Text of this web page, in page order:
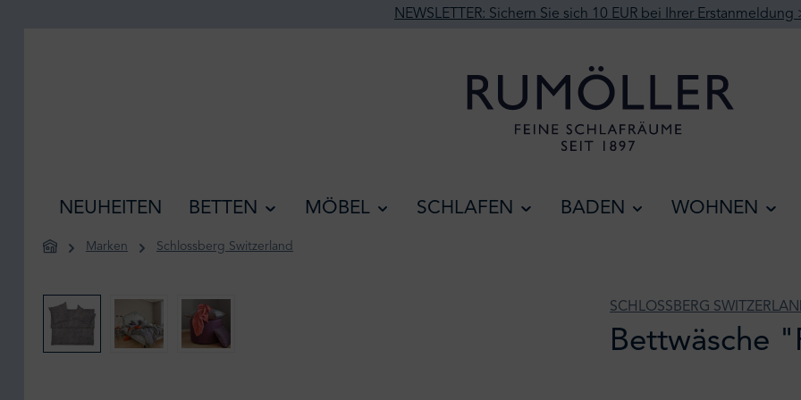
NEWSLETTER: Sichern Sie sich 10 EUR bei Ihrer Erstanmeldung
NEUHEITEN BETTEN MÖBEL SCHLAFEN BADEN WOHNEN
Marken Schlossberg Switzerland
SCHLOSSBERG
Bettwäsche